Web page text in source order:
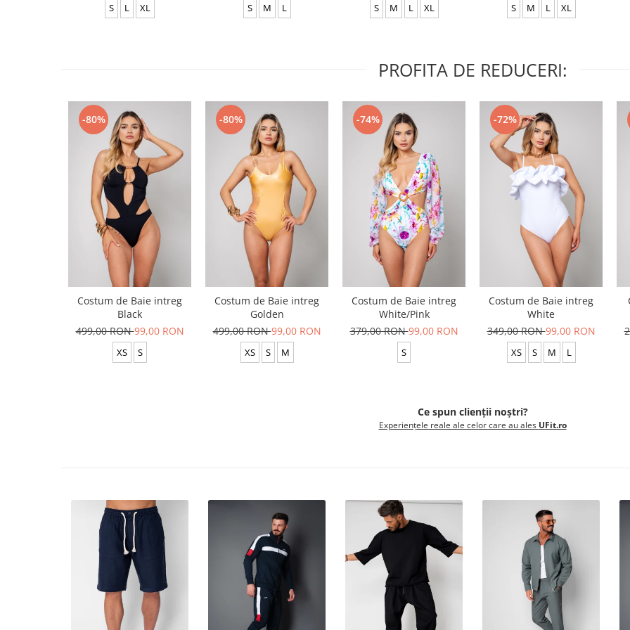
S L XL S M L S M L XL S M L XL
PROFITA DE REDUCERI:
-80%
Costum de Baie intreg
Black
499,00 RON99,00 RON
XS S
-80%
Costum de Baie intreg
Golden
499,00 RON99,00 RON
XS S M
-74%
Costum de Baie intreg
White/Pink
379,00 RON99,00 RON
S
-72%
Costum de Baie intreg
White
349,00 RON99,00 RON
XS S M L
Ce spun clienții noștri?
Experiențele reale ale celor care au ales UFit.ro